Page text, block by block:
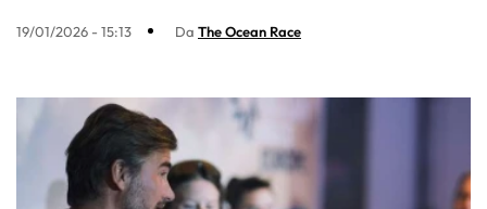
19/01/2026 - 15:13 Da The Ocean Race